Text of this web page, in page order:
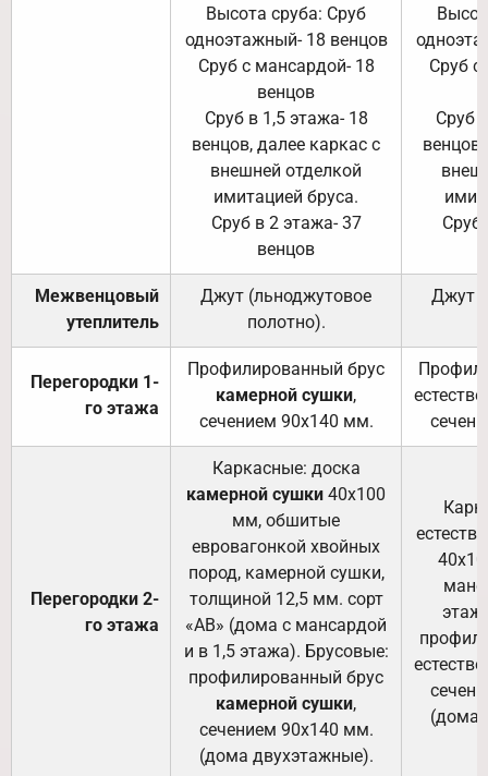
Высота сруба: Сруб
одноэтажный- 18 венцов
Сруб с мансардой- 18
венцов
Сруб в 1,5 этажа- 18
венцов, далее каркас с
внешней отделкой
имитацией бруса.
Сруб в 2 этажа- 37
венцов
Сруб с
Сруб
Сруб
Межвенцовый
утеплитель
Джут (льноджутовое
полотно).
Джут
Перегородки 1-
го этажа
Профилированный брус
камерной сушки,
сечением 90х140 мм.
Перегородки 2-
го этажа
Каркасные: доска
камерной сушки 40х100
мм, обшитые
евровагонкой хвойных
пород, камерной сушки,
толщиной 12,5 мм. сорт
«АВ» (дома с мансардой
и в 1,5 этажа). Брусовые:
профилированный брус
камерной сушки,
сечением 90х140 мм.
(дома двухэтажные).
(дома